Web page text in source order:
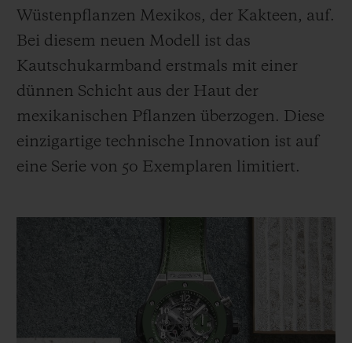
Wüstenpflanzen Mexikos, der Kakteen, auf.
Bei diesem neuen Modell ist das
Kautschukarmband erstmals mit einer
dünnen Schicht aus der Haut der
mexikanischen Pflanzen überzogen. Diese
einzigartige technische Innovation ist auf
eine Serie von 50 Exemplaren limitiert.
SUMMER MULTI-
COLORED CERAMIC
PEACH CERAMIC ESSENTIAL
EXKLUSIVE DIENSTLEISTUNGEN
HUBLOTISTA UND GARANTIEVERLÄNGERUNG
SICHERE BEZAHLUNG
GESCHENKBEUTEL